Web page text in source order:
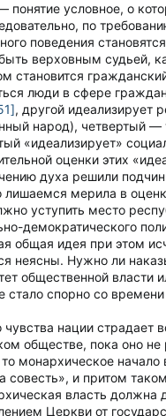
условное, о
по
поведения
верховным
люди в сфере
, другой идеализирует
народ), четвертый
«идеализирует»
оценки этих
духа решили
мерила в
уступить место
демократического
общая идея при этом
неясны. Нужно ли
общественной
стало спорно со
чувства нации
обществе, пока оно
монархическое
совесть», и притом
власть
Церкви от